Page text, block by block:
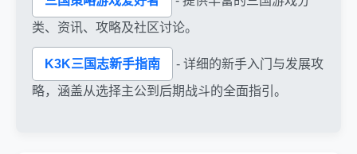
类、资讯、攻略及社区讨论。
K3K三国志新手指南
- 详细的新手入门与发展攻
略，涵盖从选择主公到后期战斗的全面指引。